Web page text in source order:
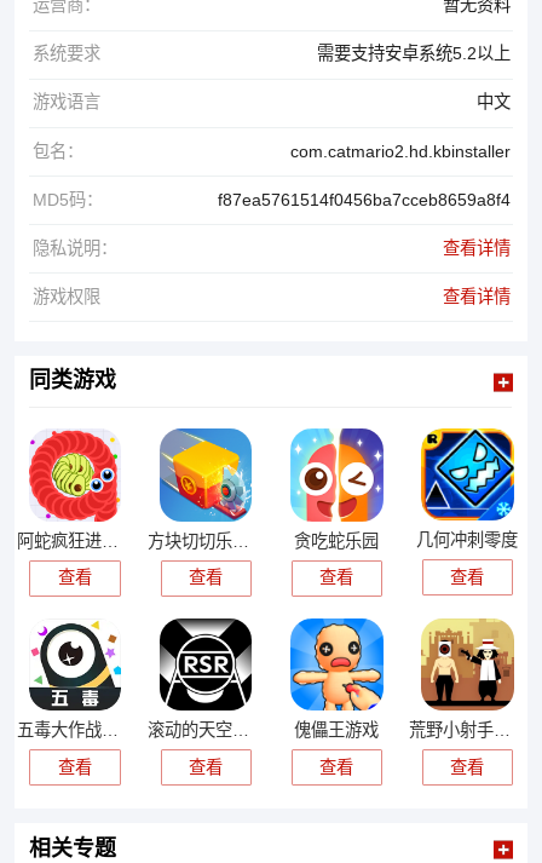
运营商： 暂无资料
系统要求 需要支持安卓系统5.2以上
游戏语言 中文
包名： com.catmario2.hd.kbinstaller
MD5码： f87ea5761514f0456ba7cceb8659a8f4
隐私说明： 查看详情
游戏权限 查看详情
同类游戏
阿蛇疯狂进化游戏
查看
查看
贪吃蛇乐园
查看
几何冲刺零度
查看
五毒大作战最新版
查看
滚动的天空饭制版
查看
傀儡王游戏
查看
荒野小射手游戏
查看
相关专题